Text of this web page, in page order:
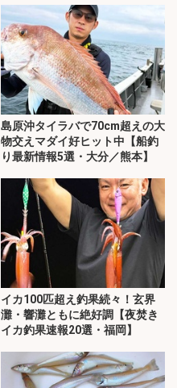
島原沖タイラバで70cm超えの大
物交えマダイ好ヒット中【船釣
り最新情報5選・大分／熊本】
イカ100匹超え釣果続々！玄界
灘・響灘ともに絶好調【夜焚き
イカ釣果速報20選・福岡】